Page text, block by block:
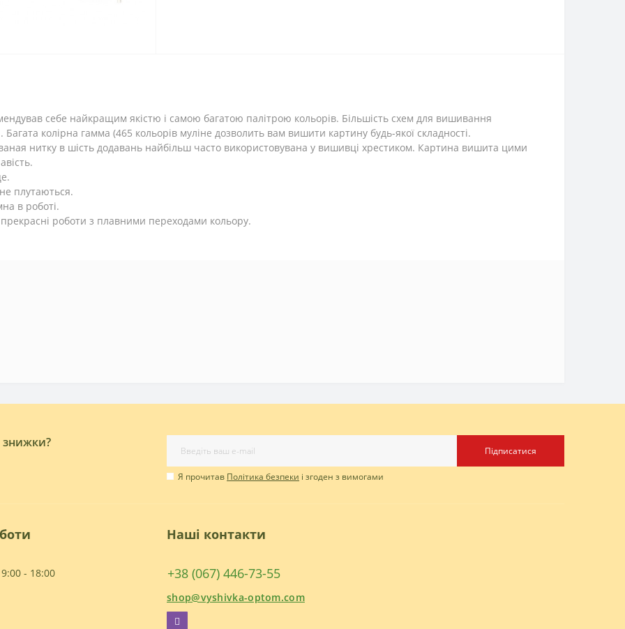
себе найкращим якістю і самою багатою палітрою кольорів. Більшість схем для вишивання
колірна гамма (465 кольорів муліне дозволить вам вишити картину будь-якої складності.
нитку в шість додавань найбільш часто використовувана у вишивці хрестиком. Картина вишита цими
плутаються.
в роботі.
роботи з плавними переходами кольору.
знижки?
Підписатися
Я прочитав Політика безпеки і згоден з вимогами
- 18:00
Наші контакти
+38 (067) 446-73-55
shop@vyshivka-optom.com